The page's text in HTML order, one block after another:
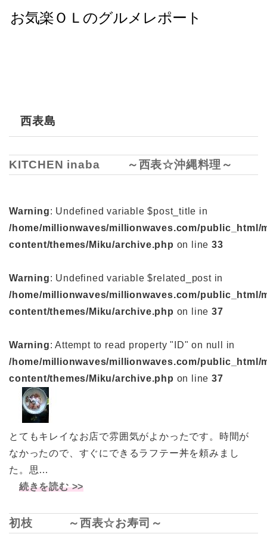
西表島
KITCHEN inaba ～西表☆沖縄料理～
Warning: Undefined variable $post_title in
/home/millionwaves/millionwaves.com/public_html/
content/themes/Miku/archive.php on line33
Warning: Undefined variable $related_post in
/home/millionwaves/millionwaves.com/public_html/
content/themes/Miku/archive.php on line37
Warning: Attempt to read property "ID" on null in
/home/millionwaves/millionwaves.com/public_html/
content/themes/Miku/archive.php on line37
とてもキレイなお店で雰囲気がよかったです。時間が
なかったので、すぐにできるラフテー丼を頼みまし
た。思…
続きを読む >>
初枝 ～西表☆お寿司～